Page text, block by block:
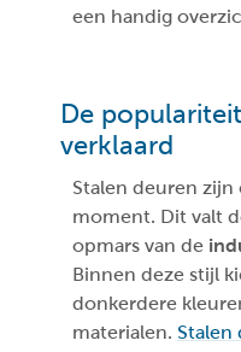
een handig
De
verklaard
Stalen deuren
moment. Dit valt
opmars van de
Binnen deze stijl
donkerdere
materialen. Stalen